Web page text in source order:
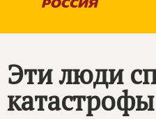
Эти люди
катастрофы